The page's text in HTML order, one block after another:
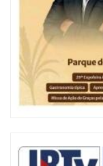
06/08/2026 | 10:04
Ação oferece testes
sexta-feira (7)
GERAL